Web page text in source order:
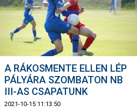
A RÁKOSMENTE ELLEN LÉP
PÁLYÁRA SZOMBATON NB
III-AS CSAPATUNK
2021-10-15 11:13:50